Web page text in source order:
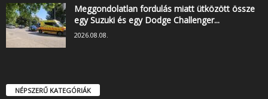
Meggondolatlan fordulás miatt ütközött össze
egy Suzuki és egy Dodge Challenger...
2026.08.08.
NÉPSZERŰ KATEGÓRIÁK